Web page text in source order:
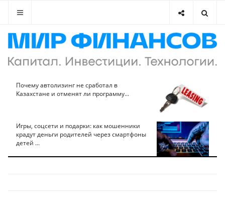
Почему автолизинг не сработал в
Казахстане и отменят ли программу...
Игры, соцсети и подарки: как мошенники
крадут деньги родителей через смартфоны
детей ...